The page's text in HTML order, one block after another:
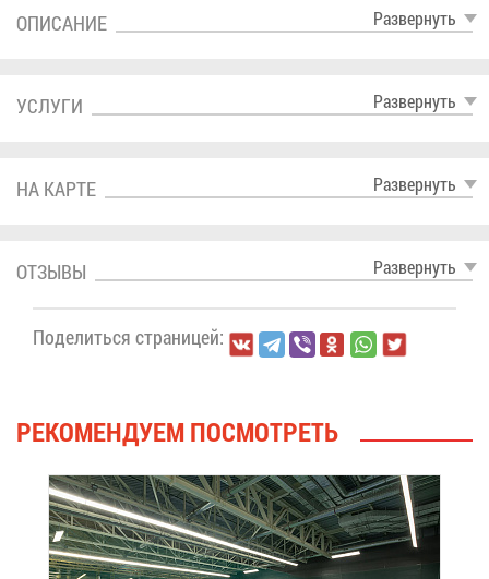
Раз­вер­нуть
ОПИ­СА­НИЕ
Раз­вер­нуть
УСЛУ­ГИ
Раз­вер­нуть
НА КАР­ТЕ
Раз­вер­нуть
ОТ­ЗЫ­ВЫ
По­де­лить­ся стра­ни­цей:
РЕ­КО­МЕН­ДУ­ЕМ ПО­СМОТ­РЕТЬ